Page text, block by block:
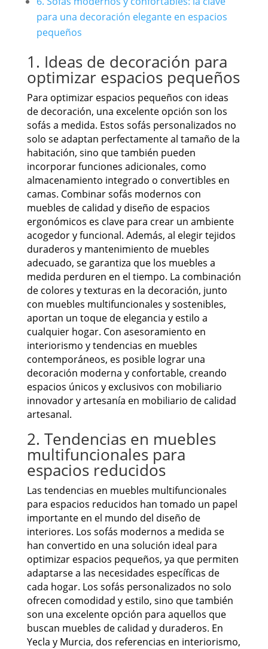
para una decoración elegante en espacios
pequeños
1. Ideas de decoración para
optimizar espacios pequeños
Para optimizar espacios pequeños con ideas
de decoración, una excelente opción son los
sofás a medida. Estos sofás personalizados no
solo se adaptan perfectamente al tamaño de la
habitación, sino que también pueden
incorporar funciones adicionales, como
almacenamiento integrado o convertibles en
camas. Combinar sofás modernos con
muebles de calidad y diseño de espacios
ergonómicos es clave para crear un ambiente
acogedor y funcional. Además, al elegir tejidos
duraderos y mantenimiento de muebles
adecuado, se garantiza que los muebles a
medida perduren en el tiempo. La combinación
de colores y texturas en la decoración, junto
con muebles multifuncionales y sostenibles,
aportan un toque de elegancia y estilo a
cualquier hogar. Con asesoramiento en
interiorismo y tendencias en muebles
contemporáneos, es posible lograr una
decoración moderna y confortable, creando
espacios únicos y exclusivos con mobiliario
innovador y artesanía en mobiliario de calidad
artesanal.
2. Tendencias en muebles
multifuncionales para
espacios reducidos
Las tendencias en muebles multifuncionales
para espacios reducidos han tomado un papel
importante en el mundo del diseño de
interiores. Los sofás modernos a medida se
han convertido en una solución ideal para
optimizar espacios pequeños, ya que permiten
adaptarse a las necesidades específicas de
cada hogar. Los sofás personalizados no solo
ofrecen comodidad y estilo, sino que también
son una excelente opción para aquellos que
buscan muebles de calidad y duraderos. En
Yecla y Murcia, dos referencias en interiorismo,